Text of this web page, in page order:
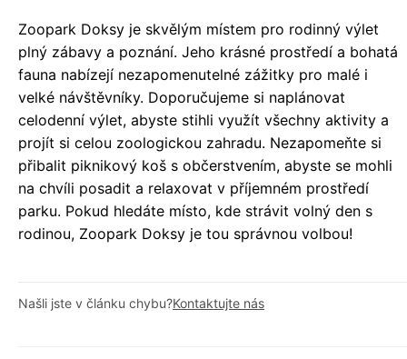
Zoopark Doksy je skvělým místem pro rodinný výlet
plný zábavy a poznání. Jeho krásné prostředí a bohatá
fauna nabízejí nezapomenutelné zážitky pro malé i
velké návštěvníky. Doporučujeme si naplánovat
celodenní výlet, abyste stihli využít všechny aktivity a
projít si celou zoologickou zahradu. Nezapomeňte si
přibalit piknikový koš s občerstvením, abyste se mohli
na chvíli posadit a relaxovat v příjemném prostředí
parku. Pokud hledáte místo, kde strávit volný den s
rodinou, Zoopark Doksy je tou správnou volbou!
Našli jste v článku chybu?Kontaktujte nás